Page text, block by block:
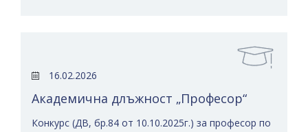
16.02.2026
Академична длъжност „Професор“
Конкурс (ДВ, бр.84 от 10.10.2025г.) за професор по